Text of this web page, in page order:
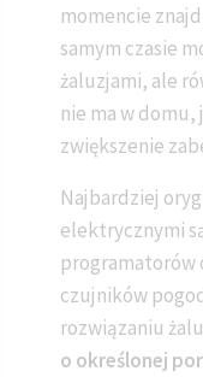
momencie
samym czasie
żaluzjami, ale
nie ma w
zwiększenie
Najbardziej
elektrycznymi
programatorów
czujników
rozwiązaniu
o określonej